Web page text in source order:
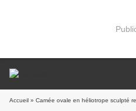
Accueil » Camée ovale en héliotrope sculpté représentant